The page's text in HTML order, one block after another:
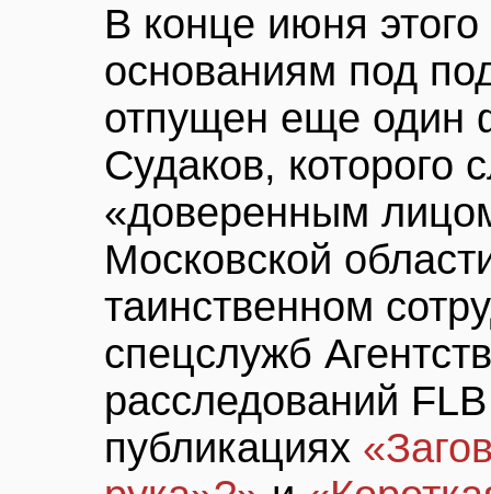
В конце июня
основаниям под
отпущен еще один
Судаков, которого
«доверенным
Московской
таинственном
спецслужб
расследований
публикациях